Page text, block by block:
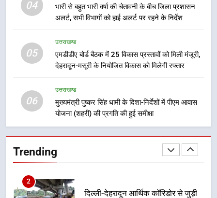
04
भारी से बहुत भारी वर्षा की चेतावनी के बीच जिला प्रशासन
अलर्ट, सभी विभागों को हाई अलर्ट पर रहने के निर्देश
05
उत्तराखण्ड
एमडीडीए बोर्ड बैठक में 25 विकास प्रस्तावों को मिली मंजूरी,
देहरादून-मसूरी के नियोजित विकास को मिलेगी रफ्तार
06
उत्तराखण्ड
मुख्यमंत्री पुष्कर सिंह धामी के दिशा-निर्देशों में पीएम आवास
योजना (शहरी) की प्रगति की हुई समीक्षा
Trending
गिरफ्तार
उत्तराखण्ड
देहरादून में स्कूल बंद
उत्तराखण्ड
1
मुख्यमंत्री धामी बोले- युवाओं को रोजगार
वाले महीनों में हजारों पदों पर की जाएगी
उत्तराखण्ड
2
12 किमी ग्रीनफील्ड बाईपास परियोजना